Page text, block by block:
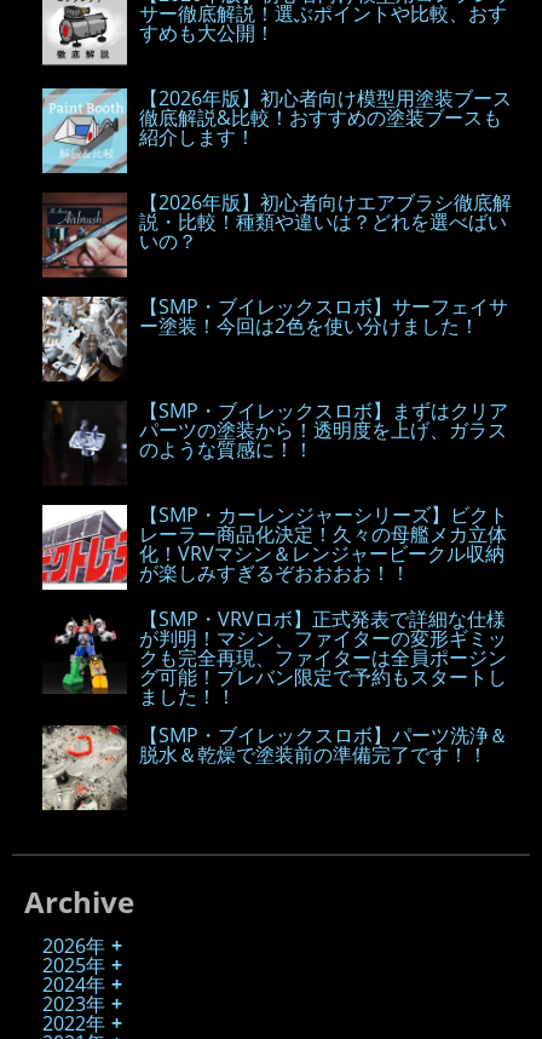
サー徹底解説！選ぶポイントや比較、おす
すめも大公開！
【2026年版】初心者向け模型用塗装ブース
徹底解説&比較！おすすめの塗装ブースも
紹介します！
【2026年版】初心者向けエアブラシ徹底解
説・比較！種類や違いは？どれを選べばい
いの？
【SMP・ブイレックスロボ】サーフェイサ
ー塗装！今回は2色を使い分けました！
【SMP・ブイレックスロボ】まずはクリア
パーツの塗装から！透明度を上げ、ガラス
のような質感に！！
【SMP・カーレンジャーシリーズ】ビクト
レーラー商品化決定！久々の母艦メカ立体
化！VRVマシン＆レンジャービークル収納
が楽しみすぎるぞおおおお！！
【SMP・VRVロボ】正式発表で詳細な仕様
が判明！マシン、ファイターの変形ギミッ
クも完全再現、ファイターは全員ポージン
グ可能！プレバン限定で予約もスタートし
ました！！
【SMP・ブイレックスロボ】パーツ洗浄＆
脱水＆乾燥で塗装前の準備完了です！！
Archive
2026年
2025年
2024年
2023年
2022年